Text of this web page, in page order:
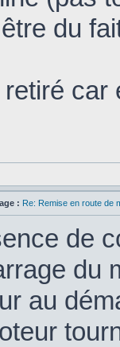
du
retiré car
: Re: Remise en route de
de
du
au